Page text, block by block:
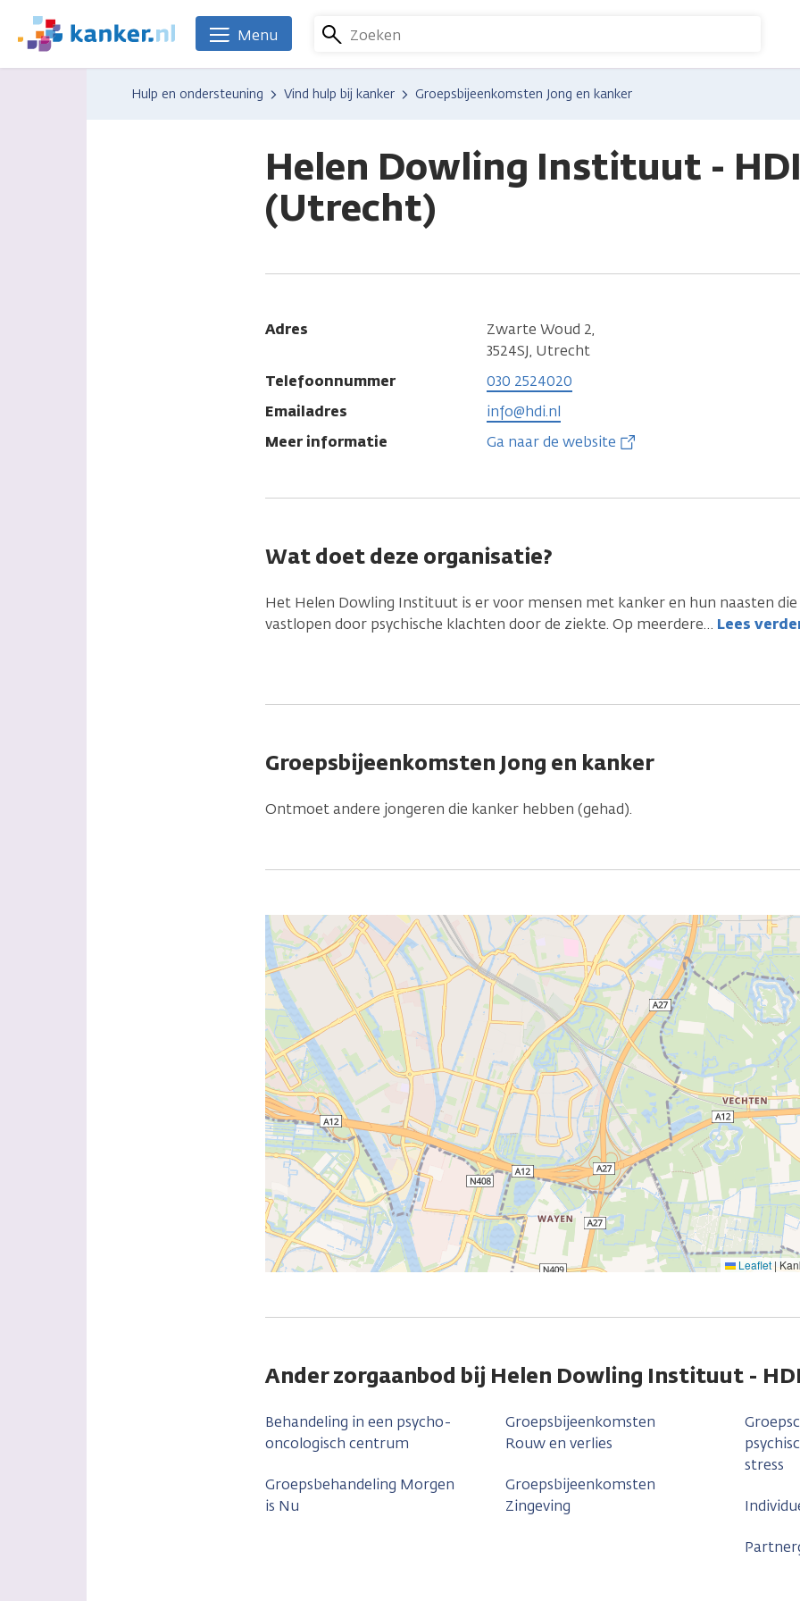
naar
We
zijn
Zoeken
Menu
Hulp en ondersteuning Vind hulp bij kanker Groepsbijeenkomsten Jong en kanker
Helen Dowling Instituut -
(Utrecht)
Adres
Zwarte Woud 2,
3524SJ, Utrecht
Telefoonnummer
030 2524020
Emailadres
info@hdi.nl
Meer informatie
Ga naar de website
Wat doet deze organisatie?
Het Helen Dowling Instituut is er voor mensen met kanker en hun naasten die
vastlopen door psychische klachten door de ziekte. Op meerdere… Lees
Groepsbijeenkomsten Jong en kanker
Ontmoet andere jongeren die kanker hebben (gehad).
Leaflet |
Ander zorgaanbod bij Helen Dowling Instituut -
Behandeling in een psycho-
oncologisch centrum
Groepsbehandeling Morgen
is Nu
Groepsbijeenkomsten
Rouw en verlies
Groepsbijeenkomsten
Zingeving
stress